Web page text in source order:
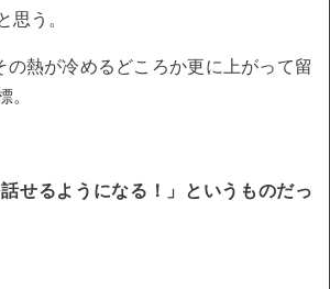
思う。
の熱が冷めるどころか更に上がって留
。
せるようになる！」というものだっ